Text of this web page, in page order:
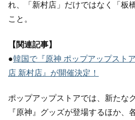
れ、「新村店」だけではなく「板
こと。
【関連記事】
●韓国で『原神 ポップアップスト
店 新村店』が開催決定！
ポップアップストアでは、新たな
『原神』グッズが登場するほか、